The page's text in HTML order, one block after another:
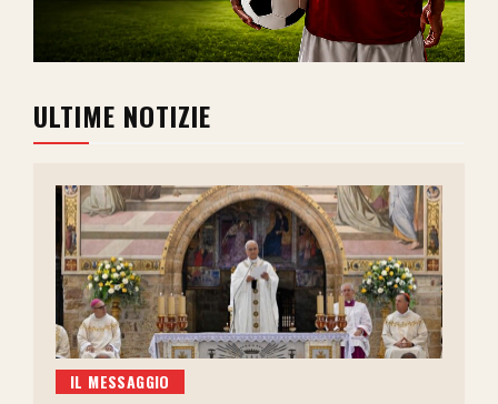
ULTIME NOTIZIE
IL MESSAGGIO